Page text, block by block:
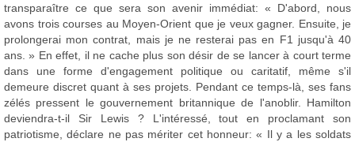
transparaître ce que sera son avenir immédiat: « D'abord, nous
avons trois courses au Moyen-Orient que je veux gagner. Ensuite, je
prolongerai mon contrat, mais je ne resterai pas en F1 jusqu'à 40
ans. » En effet, il ne cache plus son désir de se lancer à court terme
dans une forme d'engagement politique ou caritatif, même s'il
demeure discret quant à ses projets. Pendant ce temps-là, ses fans
zélés pressent le gouvernement britannique de l'anoblir. Hamilton
deviendra-t-il Sir Lewis ? L'intéressé, tout en proclamant son
patriotisme, déclare ne pas mériter cet honneur: « Il y a les soldats